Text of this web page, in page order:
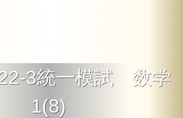
3統一模試 数学
1(8)